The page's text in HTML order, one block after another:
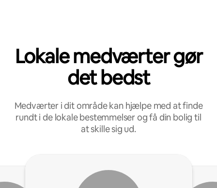
Lokale medværter gør
det bedst
Medværter i dit område kan hjælpe med at finde
rundt i de lokale bestemmelser og få din bolig til
at skille sig ud.